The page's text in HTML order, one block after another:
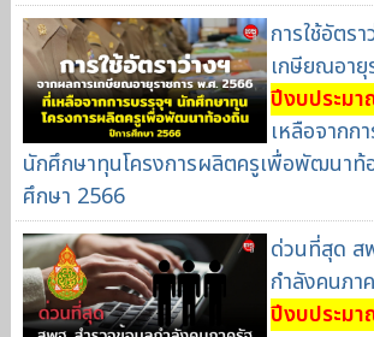
การใช้อัตร
เกษียณอายุ
ปีงบประม
เหลือจากก
นักศึกษาทุนโครงการผลิตครูเพื่อพัฒนาท้
ศึกษา 2566
ด่วนที่สุด ส
กำลังคนภา
ปีงบประม